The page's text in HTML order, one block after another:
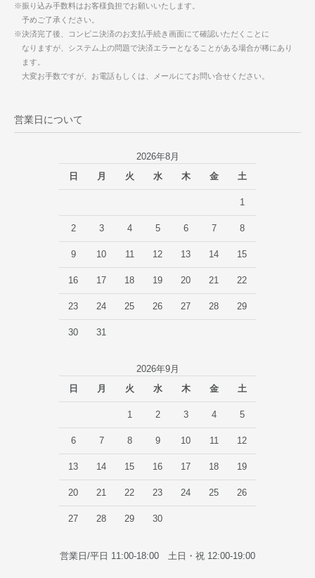
※振り込み手数料はお客様負担でお願いいたします。
予めご了承ください。
※決済完了後、コンビニ決済のお支払手続き画面にて確認いただくことに
なりますが、システム上の問題で決済エラーとなることがある場合が稀にあり
ます。
大変お手数ですが、お電話もしくは、メールにてお問い合せください。
営業日について
2026年8月
日
月 火 水 木 金 土
1
2 3 4 5 6 7 8
9 10 11 12 13 14 15
16 17 18 19 20 21 22
23 24 25 26 27 28 29
30 31
2026年9月
日
月 火 水 木 金 土
1 2 3 4 5
6 7 8 9 10 11 12
13 14 15 16 17 18 19
20 21 22 23 24 25 26
27 28 29 30
営業日/平日 11:00-18:00 土日・祝 12:00-19:00